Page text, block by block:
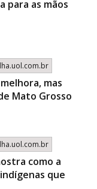
para as mãos
mas
Mato Grosso
como a
que